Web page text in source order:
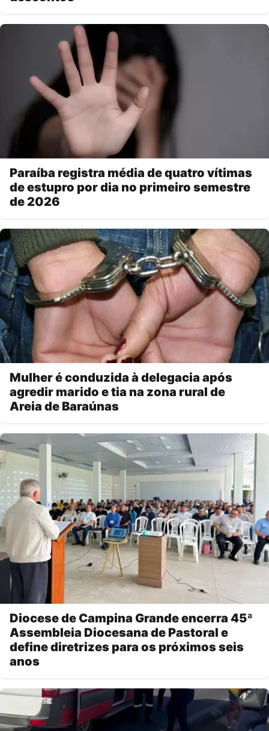
Paraíba registra média de quatro vítimas
de estupro por dia no primeiro semestre
de 2026
Mulher é conduzida à delegacia após
agredir marido e tia na zona rural de
Areia de Baraúnas
Diocese de Campina Grande encerra 45ª
Assembleia Diocesana de Pastoral e
define diretrizes para os próximos seis
anos